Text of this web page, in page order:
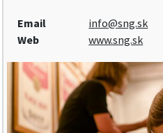
Email
info@sng.sk
Web
www.sng.sk